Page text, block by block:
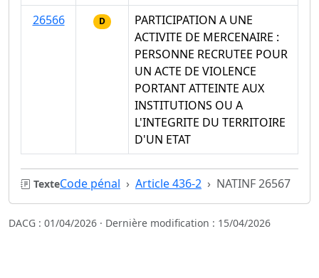
26566
D
PARTICIPATION A UNE
ACTIVITE DE MERCENAIRE :
PERSONNE RECRUTEE POUR
UN ACTE DE VIOLENCE
PORTANT ATTEINTE AUX
INSTITUTIONS OU A
L'INTEGRITE DU TERRITOIRE
D'UN ETAT
TexteCode pénal Article 436-2 NATINF 26567
DACG : 01/04/2026 · Dernière modification : 15/04/2026